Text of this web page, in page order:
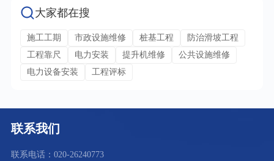
大家都在搜
施工工期 市政设施维修 桩基工程
防治滑坡工程
工程靠尺
电力安装 提升机维修
公共设施维修
电力设备安装
工程评标
联系我们
联系电话：020-26240773